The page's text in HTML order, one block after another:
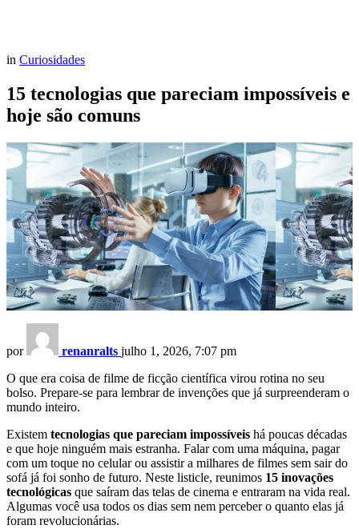
in Curiosidades
15 tecnologias que pareciam impossíveis e
hoje são comuns
por renanralts julho 1, 2026, 7:07 pm
O que era coisa de filme de ficção científica virou rotina no seu
bolso. Prepare-se para lembrar de invenções que já surpreenderam o
mundo inteiro.
Existem tecnologias que pareciam impossíveis há poucas décadas
e que hoje ninguém mais estranha. Falar com uma máquina, pagar
com um toque no celular ou assistir a milhares de filmes sem sair do
sofá já foi sonho de futuro. Neste listicle, reunimos 15 inovações
tecnológicas que saíram das telas de cinema e entraram na vida real.
Algumas você usa todos os dias sem nem perceber o quanto elas já
foram revolucionárias.